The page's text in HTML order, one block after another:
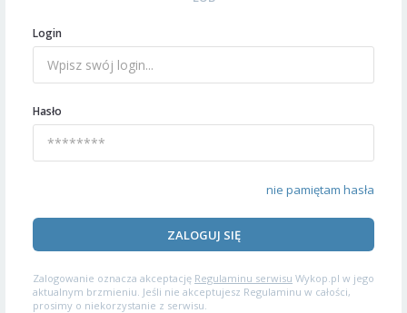
Login
Hasło
nie pamiętam hasła
ZALOGUJ SIĘ
Zalogowanie oznacza akceptację Regulaminu serwisu Wykop.pl w jego
aktualnym brzmieniu. Jeśli nie akceptujesz Regulaminu w całości,
prosimy o niekorzystanie z serwisu.